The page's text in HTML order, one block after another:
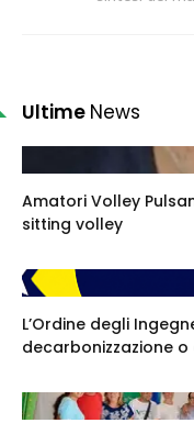
Ultime News
Amatori Volley
sitting volley
L’Ordine degli
decarbonizzazione